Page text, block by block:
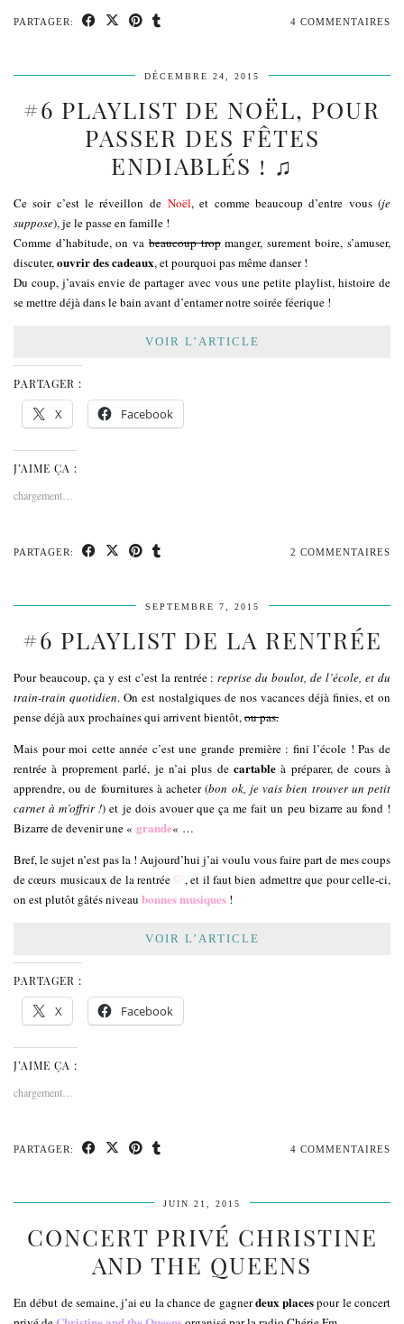
PARTAGER: 4 COMMENTAIRES
DÉCEMBRE 24, 2015
#6 PLAYLIST DE NOËL, POUR
PASSER DES FÊTES
ENDIABLÉS ! ♫
Ce soir c’est le réveillon de Noël, et comme beaucoup d’entre vous (je
suppose), je le passe en famille !
Comme d’habitude, on vabeaucoup tropmanger, surement boire, s’amuser,
discuter,ouvrir des cadeaux, et pourquoi pas même danser !
Du coup, j’avais envie de partager avec vous une petite playlist, histoire de
se mettre déjà dans le bain avant d’entamer notre soirée féerique !
VOIR L’ARTICLE
PARTAGER :
X Facebook
J’AIME ÇA :
chargement…
PARTAGER: 2 COMMENTAIRES
SEPTEMBRE 7, 2015
#6 PLAYLIST DE LA RENTRÉE
Pour beaucoup, ça y est c’est la rentrée :reprise du boulot, de l’école, et du
train-train quotidien. On est nostalgiques de nos vacances déjà finies, et on
pense déjà aux prochaines qui arrivent bientôt,ou pas.
Mais pour moi cette année c’est une grande première : fini l’école ! Pas de
rentrée à proprement parlé, je n’ai plus decartable à préparer, de cours à
apprendre, ou de fournitures à acheter (bon ok, je vais bien trouver un petit
carnet à m’offrir !) et je dois avouer que ça me fait un peu bizarre au fond !
Bizarre de devenir une « grande« …
Bref, le sujet n’est pas la ! Aujourd’hui j’ai voulu vous faire part de mes coups
de cœurs musicaux de la rentrée ♡, et il faut bien admettre que pour celle-ci,
on est plutôt gâtés niveau bonnes musiques !
VOIR L’ARTICLE
PARTAGER :
X Facebook
J’AIME ÇA :
chargement…
PARTAGER: 4 COMMENTAIRES
JUIN 21, 2015
CONCERT PRIVÉ CHRISTINE
AND THE QUEENS
En début de semaine, j’ai eu la chance de gagnerdeux placespour le concert